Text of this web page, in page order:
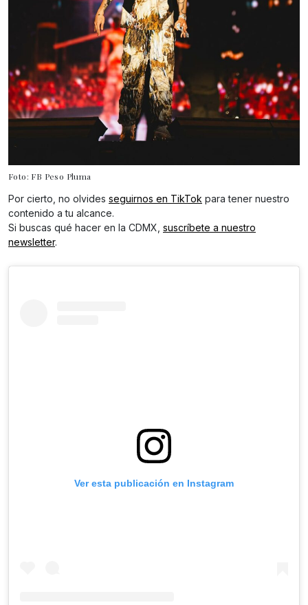
Foto: FB Peso Pluma
Por cierto, no olvides seguirnos en TikTok para tener nuestro
contenido a tu alcance.
Si buscas qué hacer en la CDMX, suscríbete a nuestro
newsletter.
Ver esta publicación en Instagram